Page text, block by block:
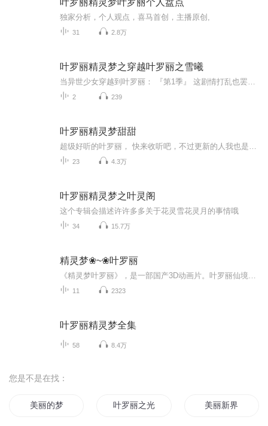
独家分析，个人观点，喜马首创，主播原创,
31 2.8万
叶罗丽精灵梦之穿越叶罗丽之雪曦
2 239
叶罗丽精灵梦甜甜
23 4.3万
叶罗丽精灵梦之叶灵阁
这个专辑会描述许许多多关于花灵雪花灵月的事情哦
34 15.7万
精灵梦❀~❀叶罗丽
11 2323
叶罗丽精灵梦全集
58 8.4万
您是不是在找：
美丽的梦 叶罗丽之光明女神 美丽新界